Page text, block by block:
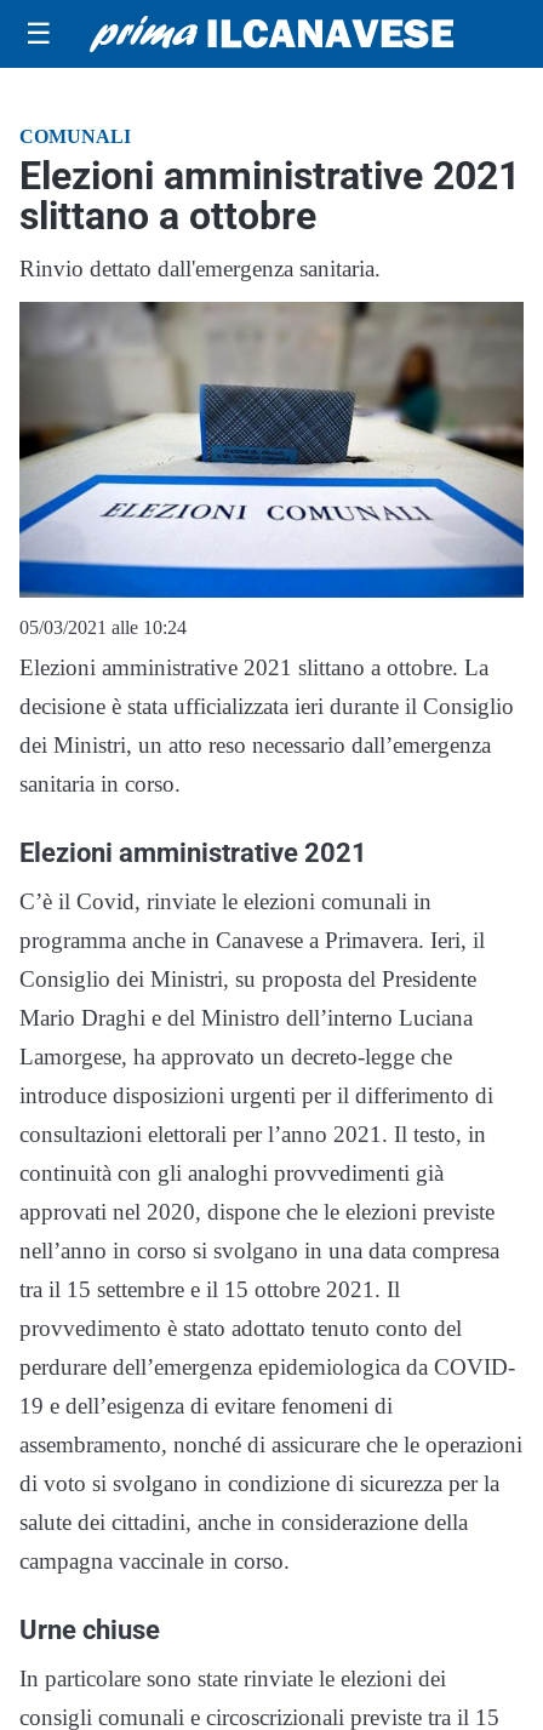
☰
COMUNALI
Elezioni amministrative 2021
slittano a ottobre
Rinvio dettato dall'emergenza sanitaria.
05/03/2021 alle 10:24
Elezioni amministrative 2021 slittano a ottobre. La
decisione è stata ufficializzata ieri durante il Consiglio
dei Ministri, un atto reso necessario dall’emergenza
sanitaria in corso.
Elezioni amministrative 2021
C’è il Covid, rinviate le elezioni comunali in
programma anche in Canavese a Primavera. Ieri, il
Consiglio dei Ministri, su proposta del Presidente
Mario Draghi e del Ministro dell’interno Luciana
Lamorgese, ha approvato un decreto-legge che
introduce disposizioni urgenti per il differimento di
consultazioni elettorali per l’anno 2021. Il testo, in
continuità con gli analoghi provvedimenti già
approvati nel 2020, dispone che le elezioni previste
nell’anno in corso si svolgano in una data compresa
tra il 15 settembre e il 15 ottobre 2021. Il
provvedimento è stato adottato tenuto conto del
perdurare dell’emergenza epidemiologica da COVID-
19 e dell’esigenza di evitare fenomeni di
assembramento, nonché di assicurare che le operazioni
di voto si svolgano in condizione di sicurezza per la
salute dei cittadini, anche in considerazione della
campagna vaccinale in corso.
Urne chiuse
In particolare sono state rinviate le elezioni dei
consigli comunali e circoscrizionali previste tra il 15